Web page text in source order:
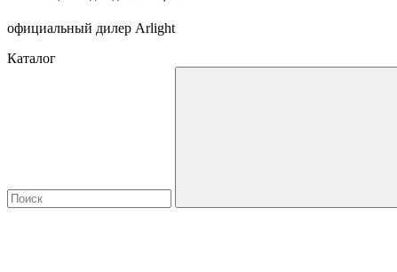
официальный дилер Arlight
Каталог